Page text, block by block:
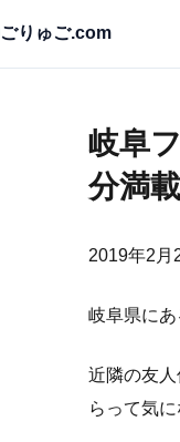
ごりゅご.com
岐阜
分満
2019年2月
岐阜県にあ
近隣の友
らって気